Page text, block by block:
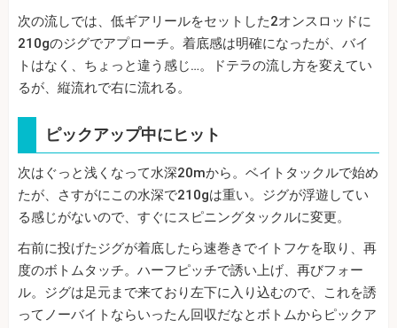
次の流しでは、低ギアリールをセットした2オンスロッドに
210gのジグでアプローチ。着底感は明確になったが、バイ
トはなく、ちょっと違う感じ…。ドテラの流し方を変えてい
るが、縦流れで右に流れる。
ピックアップ中にヒット
次はぐっと浅くなって水深20mから。ベイトタックルで始め
たが、さすがにこの水深で210gは重い。ジグが浮遊してい
る感じがないので、すぐにスピニングタックルに変更。
右前に投げたジグが着底したら速巻きでイトフケを取り、再
度のボトムタッチ。ハーフピッチで誘い上げ、再びフォー
ル。ジグは足元まで来ており左下に入り込むので、これを誘
ってノーバイトならいったん回収だなとボトムからピックア